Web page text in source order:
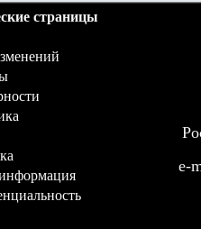
страницы
e-